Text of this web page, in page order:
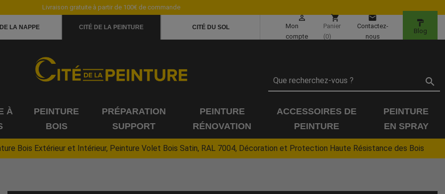
Livraison gratuite à partir de 100€ de commande
LA NAPPE CITÉ DE LA PEINTURE CITÉ DU SOL

Mon
compte
shopping_cart
Panier
(0)
email
Contactez-
nous
format_paint
Blog

À
PEINTURE
BOIS
PRÉPARATION
SUPPORT
PEINTURE
RÉNOVATION
ACCESSOIRES DE
PEINTURE
PEINTURE
EN SPRAY
Bois Extérieur et Intérieur, Peinture Volet Bois Satin, RAL 7004, Décoration et Protection Haute Résistance des Bois